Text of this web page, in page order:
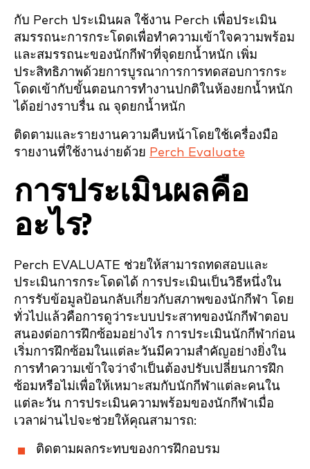
กับ Perch ประเมินผล ใช้งาน Perch เพื่อประเมิน
สมรรถนะการกระโดดเพื่อทำความเข้าใจความพร้อม
และสมรรถนะของนักกีฬาที่จุดยกน้ำหนัก เพิ่ม
ประสิทธิภาพด้วยการบูรณาการการทดสอบการกระ
โดดเข้ากับขั้นตอนการทำงานปกติในห้องยกน้ำหนัก
ได้อย่างราบรื่น ณ จุดยกน้ำหนัก
ติดตามและรายงานความคืบหน้าโดยใช้เครื่องมือ
รายงานที่ใช้งานง่ายด้วย Perch Evaluate
การประเมินผลคือ
อะไร?
Perch EVALUATE ช่วยให้สามารถทดสอบและ
ประเมินการกระโดดได้ การประเมินเป็นวิธีหนึ่งใน
การรับข้อมูลป้อนกลับเกี่ยวกับสภาพของนักกีฬา โดย
ทั่วไปแล้วคือการดูว่าระบบประสาทของนักกีฬาตอบ
สนองต่อการฝึกซ้อมอย่างไร การประเมินนักกีฬาก่อน
เริ่มการฝึกซ้อมในแต่ละวันมีความสำคัญอย่างยิ่งใน
การทำความเข้าใจว่าจำเป็นต้องปรับเปลี่ยนการฝึก
ซ้อมหรือไม่เพื่อให้เหมาะสมกับนักกีฬาแต่ละคนใน
แต่ละวัน การประเมินความพร้อมของนักกีฬาเมื่อ
เวลาผ่านไปจะช่วยให้คุณสามารถ:
ติดตามผลกระทบของการฝึกอบรม